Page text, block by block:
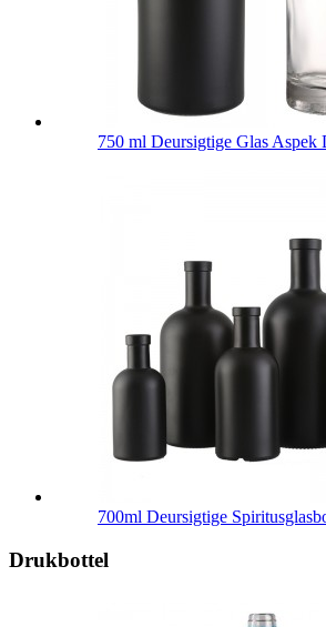
750 ml Deursigtige Glas Aspek
700ml Deursigtige
Drukbottel